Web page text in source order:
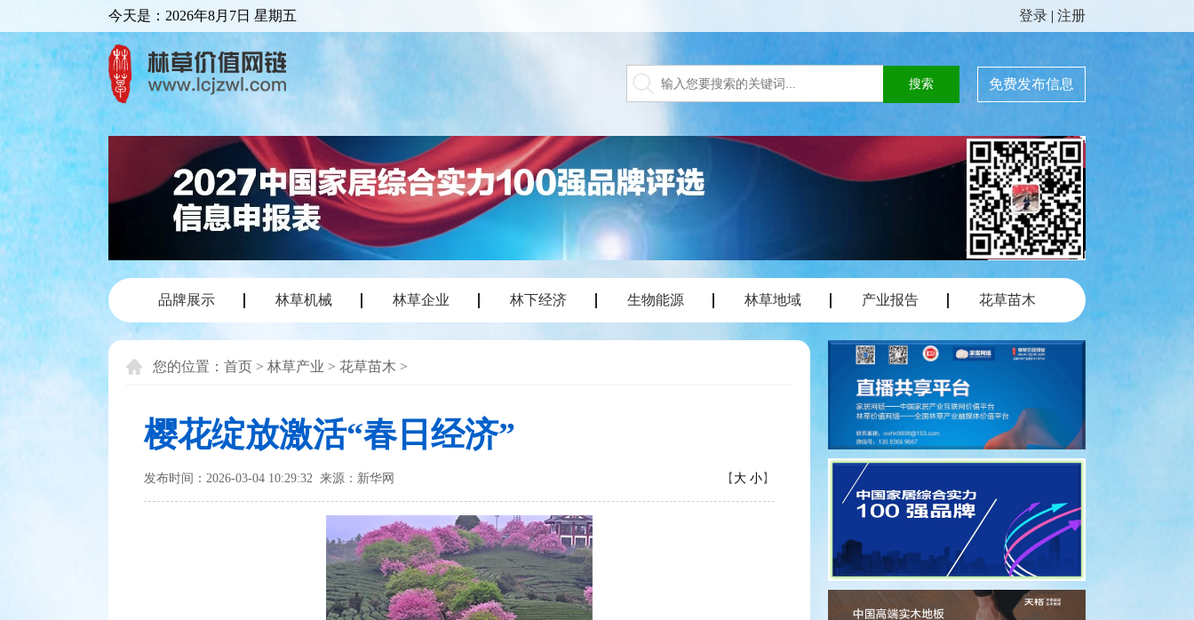
今天是： 2026年8月7日 星期五 登录 | 注册
免费发布信息
品牌展示 林草机械 林草企业 林下经济 生物能源 林草地域 产业报告 花草苗木
您的位置： 首页 > 林草产业 > 花草苗木 >
樱花绽放激活“春日经济”
发布时间：2026-03-04 10:29:32 来源：新华网 【 大 小】